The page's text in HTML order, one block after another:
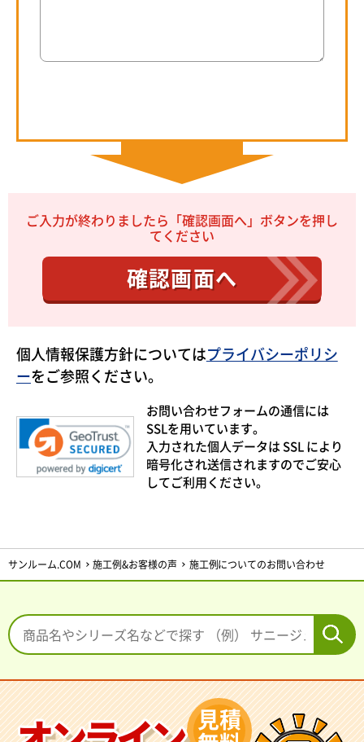
ご入力が終わりましたら「確認画面へ」ボタンを押し
てください
確認画面へ
個人情報保護方針についてはプライバシーポリシ
ーをご参照ください。
お問い合わせフォームの通信には
SSLを用いています。
入力された個人データは SSL により
暗号化され送信されますのでご安心
してご利用ください。
サンルーム.COM 施工例&お客様の声 施工例についてのお問い合わせ
見積